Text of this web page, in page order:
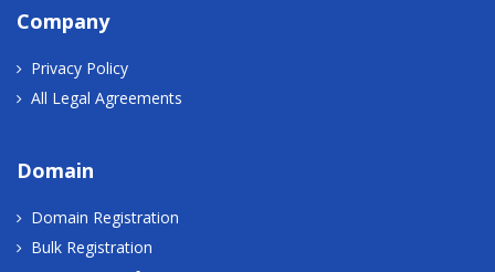
Company
Privacy Policy
All Legal Agreements
Domain
Domain Registration
Bulk Registration